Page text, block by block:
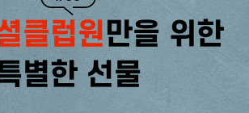
클럽원만을 위한
별한 선물